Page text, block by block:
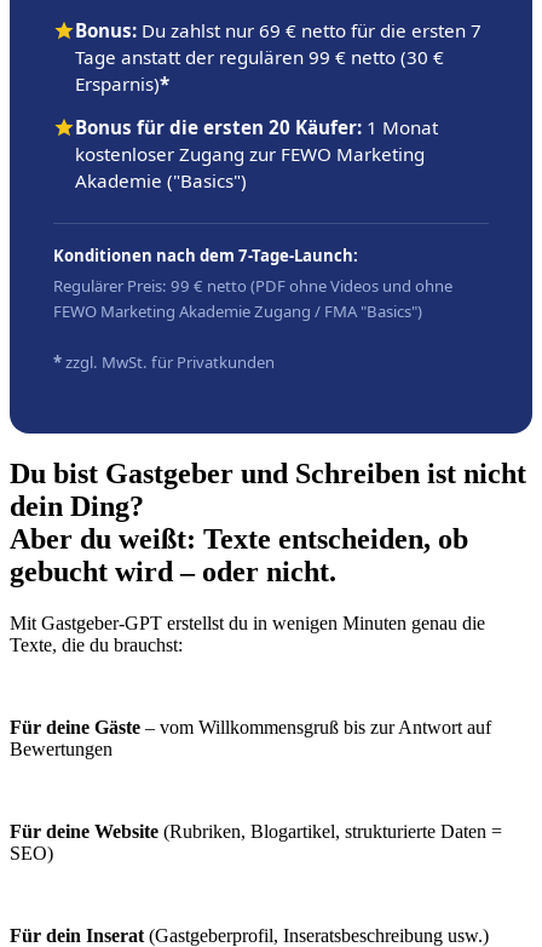
Bonus: Du zahlst nur 69 € netto für die ersten 7
Tage anstatt der regulären 99 € netto (30 €
Ersparnis)*
Bonus für die ersten 20 Käufer: 1 Monat
kostenloser Zugang zur FEWO Marketing
Akademie ("Basics")
Konditionen nach dem 7-Tage-Launch:
Regulärer Preis: 99 € netto (PDF ohne Videos und ohne
FEWO Marketing Akademie Zugang / FMA "Basics")
*zzgl. MwSt. für Privatkunden
Du bist Gastgeber und Schreiben ist nicht
dein Ding?
Aber du weißt: Texte entscheiden, ob
gebucht wird – oder nicht.
Mit Gastgeber-GPT erstellst du in wenigen Minuten genau die
Texte, die du brauchst:
Für deine Gäste – vom Willkommensgruß bis zur Antwort auf
Bewertungen
Für deine Website (Rubriken, Blogartikel, strukturierte Daten =
SEO)
Für dein Inserat (Gastgeberprofil, Inseratsbeschreibung usw.)